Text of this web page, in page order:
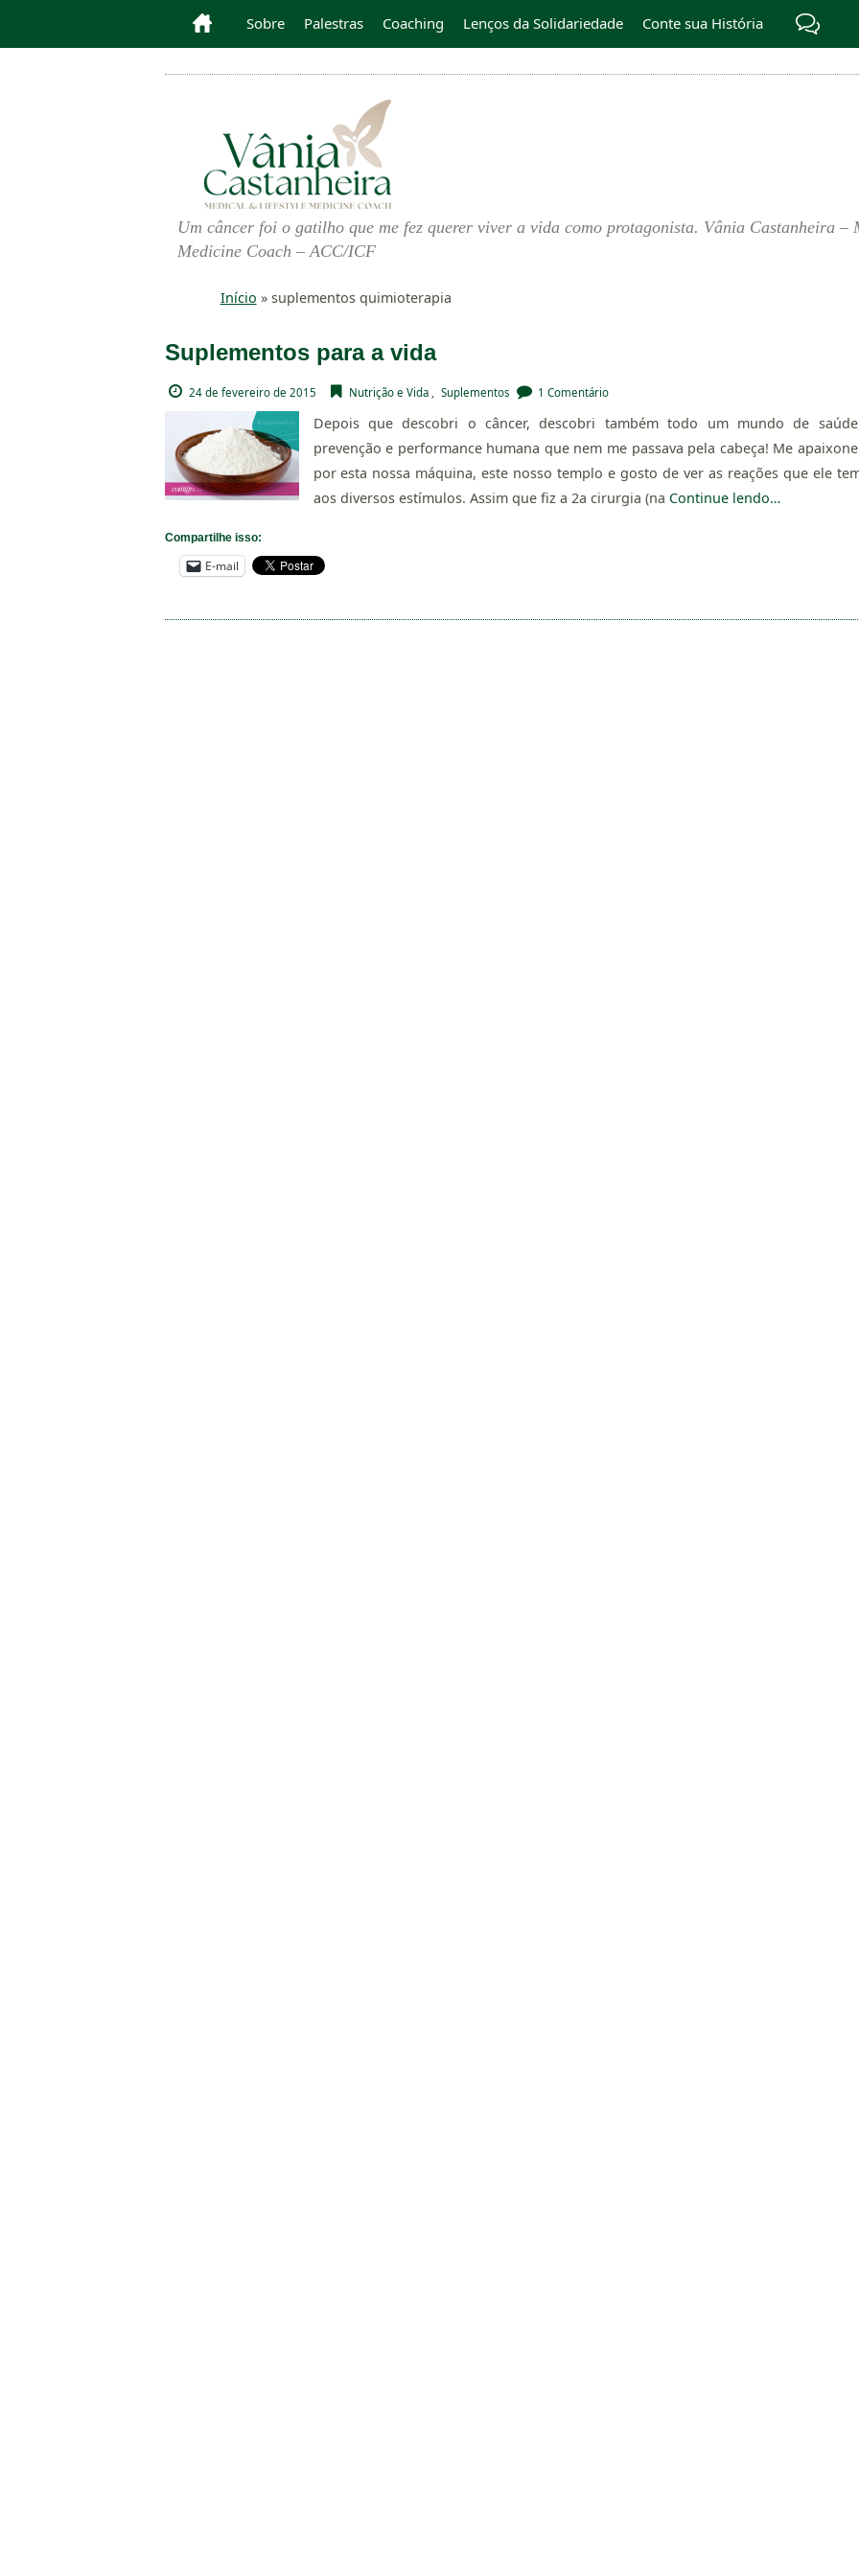
Sobre Palestras Coaching Lenços da Solidariedade Conte sua História
Um câncer foi o gatilho que me fez querer viver a vida como protagonista. Vânia Castanheira
Medicine Coach – ACC/ICF
Início » suplementos quimioterapia
Suplementos para a vida
24 de fevereiro de 2015 Nutrição e Vida Suplementos 1 Comentário
Depois que descobri o câncer, descobri também todo um mundo de
prevenção e performance humana que nem me passava pela cabeça! Me
por esta nossa máquina, este nosso templo e gosto de ver as reações que ele
aos diversos estímulos. Assim que fiz a 2a cirurgia (na Continue lendo…
Compartilhe isso:
E-mail